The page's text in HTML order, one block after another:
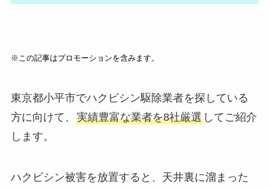
※この記事はプロモーションを含みます。
東京都小平市でハクビシン駆除業者を探している
方に向けて、 実績豊富な業者を8社厳選してご紹介
します。
ハクビシン被害を放置すると、天井裏に溜まった